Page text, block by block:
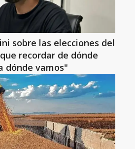
sobre las elecciones del
recordar de dónde
dónde vamos"